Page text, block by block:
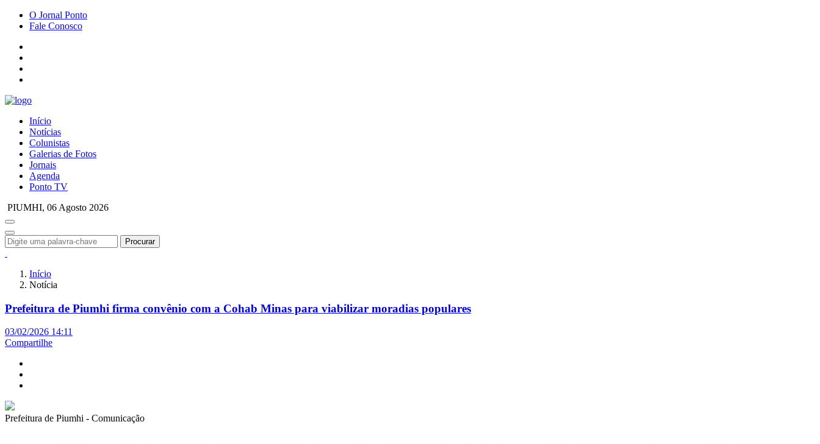
O Jornal Ponto
Fale Conosco
Início
Notícias
Colunistas
Galerias de Fotos
Jornais
Agenda
Ponto TV
PIUMHI, 06 Agosto 2026
Procurar
Início
Notícia
Prefeitura de Piumhi firma convênio com a Cohab Minas para viabilizar moradias populares
03/02/2026 14:11
Compartilhe
Prefeitura de Piumhi - Comunicação